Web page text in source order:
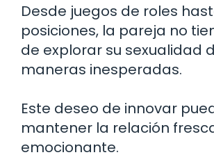
Desde juegos de roles
posiciones, la pareja no
de explorar su sexualidad
maneras inesperadas.
Este deseo de innovar
mantener la relación
emocionante.